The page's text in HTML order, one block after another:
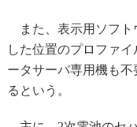
また、表示用ソフト
した位置のプロファ
ータサーバ専用機も
るという。